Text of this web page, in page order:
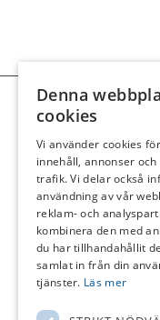
Denna
cookies
Vi använder cookies
innehåll, annonser
trafik. Vi delar också
användning av vår
reklam- och
kombinera den med
du har tillhandahållit
samlat in från din
tjänster. Läs mer